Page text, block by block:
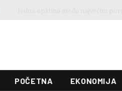
POČETNA EKONOMIJA